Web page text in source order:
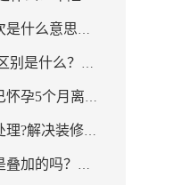
什么意思？
别是什么？
别是什么？汇
同？
孕5个月离婚
?解决装修合
加的吗？